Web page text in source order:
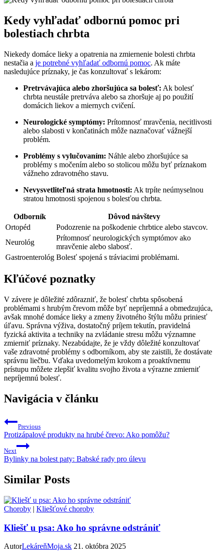
Kedy vyhľadať odbornú pomoc pri
bolestiach chrbta
Niekedy domáce lieky a opatrenia na zmiernenie bolesti chrbta
nestačia a je potrebné vyhľadať odbornú pomoc. Ak máte
nasledujúce príznaky, je čas konzultovať s lekárom:
Pretrvávajúca alebo zhoršujúca sa bolesť: Ak bolesť
chrbta neustále pretrváva alebo sa zhoršuje aj po použití
domácich liekov a miernych cvičení.
Neurologické symptómy: Prítomnosť mravčenia, necitlivosti
alebo slabosti v končatinách môže naznačovať vážnejší
problém.
Problémy s vylučovaním: Náhle alebo zhoršujúce sa
problémy s močením alebo so stolicou môžu byť príznakom
vážneho zdravotného stavu.
Nevysvetliteľná strata hmotnosti: Ak trpíte neúmyselnou
stratou hmotnosti spojenou s bolesťou chrbta.
Odborník
Dôvod návštevy
Ortopéd
Podozrenie na poškodenie chrbtice alebo stavcov.
Neurológ
Prítomnosť neurologických symptómov ako
mravčenie alebo slabosť.
Gastroenterológ Bolesť spojená s tráviacimi problémami.
Kľúčové poznatky
V závere je dôležité zdôrazniť, že bolesť chrbta spôsobená
problémami s hrubým črevom môže byť nepríjemná a obmedzujúca,
avšak mnohé domáce lieky a zmeny životného štýlu môžu priniesť
úľavu. Správna výživa, dostatočný príjem tekutín, pravidelná
fyzická aktivita a techniky na zvládanie stresu môžu významne
zmierniť príznaky. Nezabúdajte, že je vždy dôležité konzultovať
vaše zdravotné problémy s odborníkom, aby ste zaistili, že dostávate
správnu liečbu. Vďaka uvedomelým krokom a proaktívnemu
prístupu môžete zlepšiť kvalitu svojho života a výrazne zmierniť
nepríjemnú bolesť.
Navigácia v článku
Previous
Protizápalové produkty na hrubé črevo: Ako pomôžu?
Next
Bylinky na bolest paty: Babské rady pro úlevu
Similar Posts
Choroby | Kliešťové choroby
Kliešť u psa: Ako ho správne odstrániť
AutorLekáreňMoja.sk 21. októbra 2025